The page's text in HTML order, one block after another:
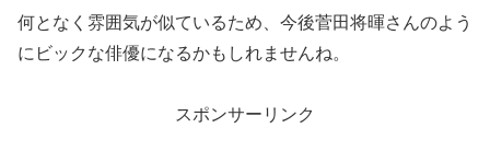
何となく雰囲気が似ているため、今後菅田将暉さんのよう
にビックな俳優になるかもしれませんね。
スポンサーリンク